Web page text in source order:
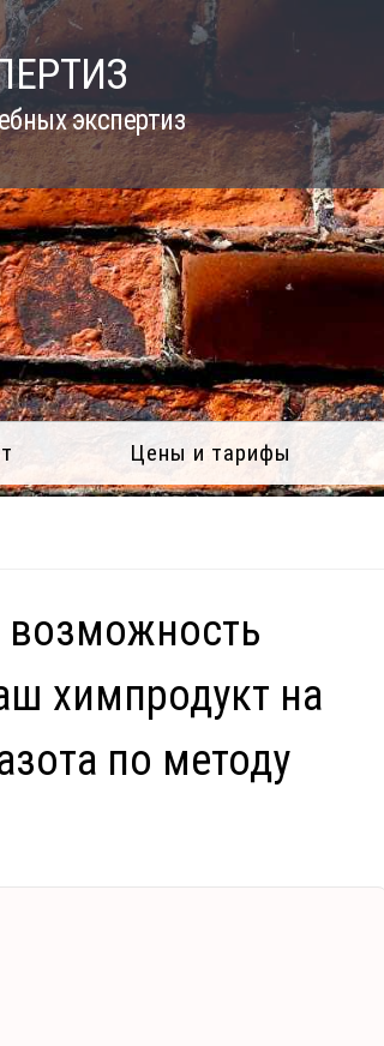
экспертиз
Цены и тарифы
возможность
химпродукт на
по методу